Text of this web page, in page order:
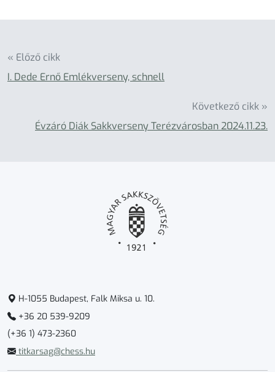
« Előző cikk
I. Dede Ernő Emlékverseny, schnell
Következő cikk »
Évzáró Diák Sakkverseny Terézvárosban 2024.11.23.
H-1055 Budapest, Falk Miksa u. 10.
+36 20 539-9209
(+36 1) 473-2360
titkarsag@chess.hu